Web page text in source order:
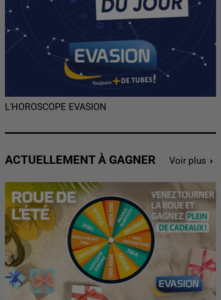
L'HOROSCOPE EVASION
ACTUELLEMENT À GAGNER Voir plus